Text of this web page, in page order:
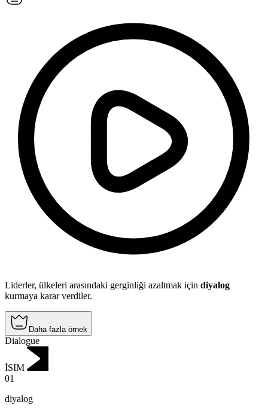
Liderler, ülkeleri arasındaki gerginliği azaltmak için diyalog
kurmaya karar verdiler.
Daha fazla örnek
Dialogue
İSIM
01
diyalog